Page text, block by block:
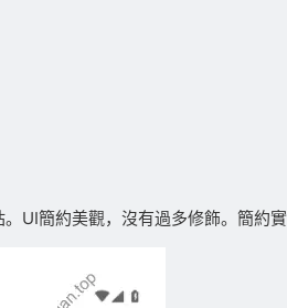
UI簡約美觀，沒有過多修飾。簡約實